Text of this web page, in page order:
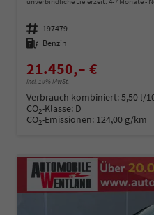
Fahrzeugnummer 197479
Kraftstoff Benzin
21.450,– €
incl. 19% MwSt.
Verbrauch kombiniert:5,50 l/
CO2-Klasse: D
CO2-Emissionen: 124,00 g/km